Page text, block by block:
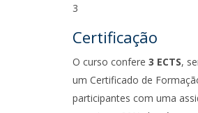
3
Certificação
O curso confere3 ECTS,
um Certificado de
participantes com uma